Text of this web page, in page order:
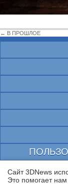
← В ПРОШЛОЕ
Сайт 3DNews
Это помогает нам